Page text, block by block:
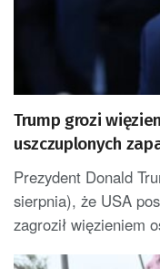
Trump grozi
uszczuplonych
Prezydent Donald
sierpnia), że USA
zagroził więzieniem